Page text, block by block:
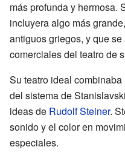
más profunda y hermosa.
incluyera algo más
antiguos griegos, y que
comerciales del teatro de
Su teatro ideal
del sistema de
ideas de Rudolf Steiner.
sonido y el color en
especiales.